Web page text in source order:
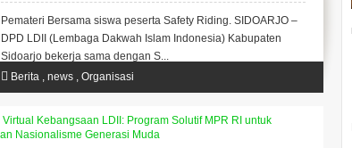
Pemateri Bersama siswa peserta Safety Riding. SIDOARJO –
DPD LDII (Lembaga Dakwah Islam Indonesia) Kabupaten
Sidoarjo bekerja sama dengan S...
Berita ,news ,Organisasi